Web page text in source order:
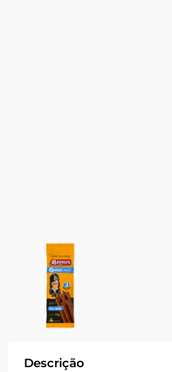
Descrição